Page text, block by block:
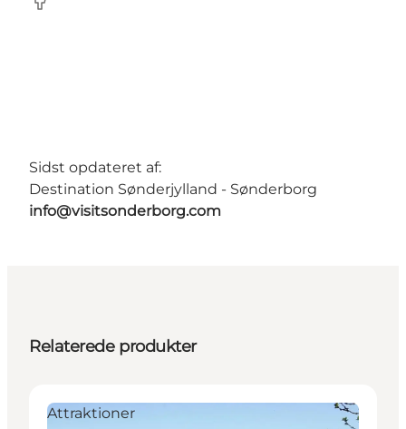
Facebook
Sidst opdateret af:
Destination Sønderjylland - Sønderborg
info@visitsonderborg.com
Relaterede produkter
Attraktioner